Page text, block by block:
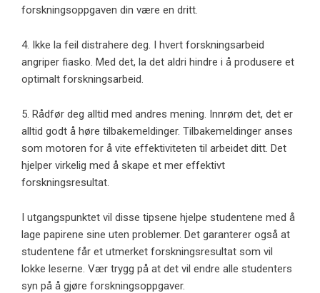
forskningsoppgaven din være en dritt.
4. Ikke la feil distrahere deg. I hvert forskningsarbeid
angriper fiasko. Med det, la det aldri hindre i å produsere et
optimalt forskningsarbeid.
5. Rådfør deg alltid med andres mening. Innrøm det, det er
alltid godt å høre tilbakemeldinger. Tilbakemeldinger anses
som motoren for å vite effektiviteten til arbeidet ditt. Det
hjelper virkelig med å skape et mer effektivt
forskningsresultat.
I utgangspunktet vil disse tipsene hjelpe studentene med å
lage papirene sine uten problemer. Det garanterer også at
studentene får et utmerket forskningsresultat som vil
lokke leserne. Vær trygg på at det vil endre alle studenters
syn på å gjøre forskningsoppgaver.